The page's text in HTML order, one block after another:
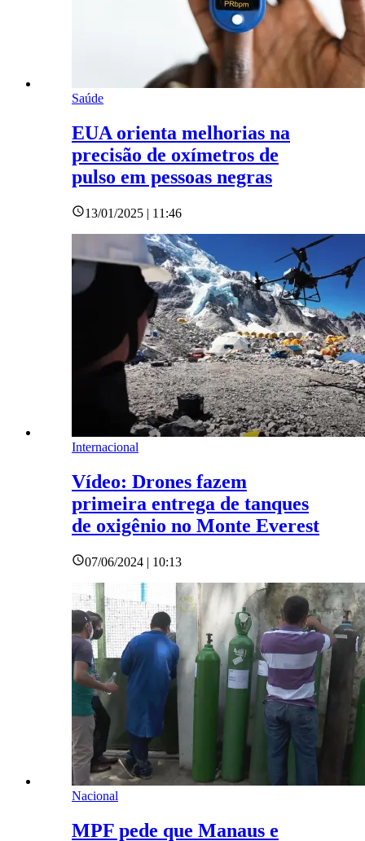
Saúde
EUA orienta melhorias na
precisão de oxímetros de
pulso em pessoas negras
13/01/2025 | 11:46
Internacional
Vídeo: Drones fazem
primeira entrega de tanques
de oxigênio no Monte Everest
07/06/2024 | 10:13
Nacional
MPF pede que Manaus e